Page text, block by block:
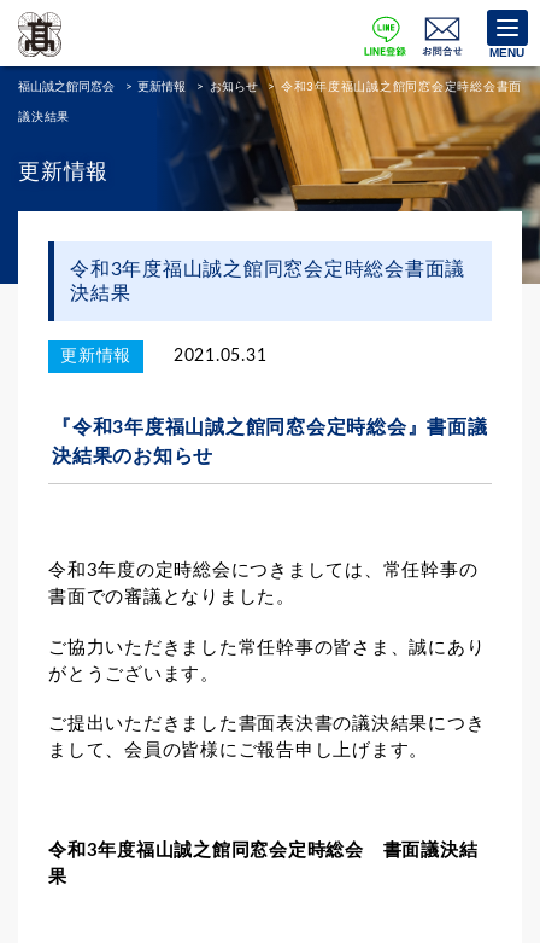
MENU
福山誠之館同窓会 > 更新情報 > お知らせ > 令和3年度福山誠之館同窓会定時総会書面
議決結果
更新情報
令和3年度福山誠之館同窓会定時総会書面議
決結果
更新情報 2021.05.31
『令和3年度福山誠之館同窓会定時総会』書面議
決結果のお知らせ
令和3年度の定時総会につきましては、常任幹事の
書面での審議となりました。
ご協力いただきました常任幹事の皆さま、誠にあり
がとうございます。
ご提出いただきました書面表決書の議決結果につき
まして、会員の皆様にご報告申し上げます。
令和3年度福山誠之館同窓会定時総会
書面議決結
果